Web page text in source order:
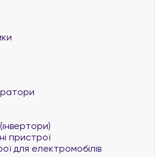
пристрої
для електромобілів